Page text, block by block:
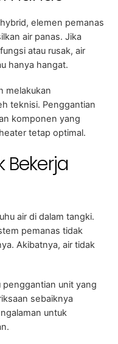
elemen pemanas
air panas. Jika
atau rusak, air
hanya hangat.
melakukan
teknisi. Penggantian
komponen yang
tetap optimal.
Bekerja
air di dalam tangki.
pemanas tidak
Akibatnya, air tidak
unit yang
sebaiknya
untuk